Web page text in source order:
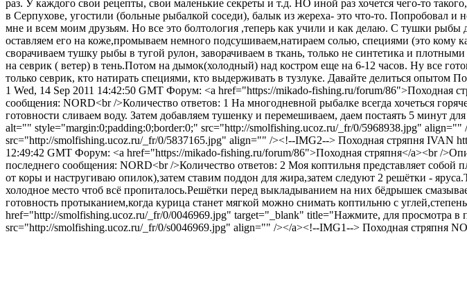
раз. У каждого свои рецепты, свои маленькие секреты и т.д. НО иной раз хочется чего-то
в Серпухове, угостили (больные рыбалкой соседи), балык из жереха- это что-то. Попробовал
мне и всем моим друзьям. Но все это болтология ,теперь как учили и как делаю. С тушки рыбы
оставляем его на коже,промываем немного подсушиваем,натираем солью, специями (это кому
сворачиваем тушку рыбы в тугой рулон, заворачиваем в ткань, только не синтетика и
на севрик ( ветер) в тень.Потом на дымок(холодный) над костром еще на 6-12 часов. Ну все
только севрик, кто натирать специями, кто выдерживать в тузлуке. Давайте делиться опытом
1 Wed, 14 Sep 2011 14:42:50 GMT Форум: <a href="https://mikado-fishing.ru/forum/86">Походная
сообщения: NORD<br />Количество ответов: 1 На многодневной рыбалке всегда хочеться
готовности сливаем воду. Затем добавляем тушенку и перемешиваем, даем постаять 5 минут
alt="" style="margin:0;padding:0;border:0;" src="http://smolfishing.ucoz.ru/_fr/0/5968938.jpg"
src="http://smolfishing.ucoz.ru/_fr/0/5837165.jpg" align="" /><!--IMG2--> Походная стряпня IVAN
12:49:42 GMT Форум: <a href="https://mikado-fishing.ru/forum/86">Походная стряпня</a><br /
последнего сообщения: NORD<br />Количество ответов: 2 Моя коптильня представляет собой
от коры и настругиваю опилок),затем ставим поддон для жира,затем следуют 2 решётки -
холодное место чтоб всё пропиталось.Решётки перед выкладыванием на них бёдрышек
готовность протыканием,когда курица станет мягкой можно снимать коптильню с
href="http://smolfishing.ucoz.ru/_fr/0/0046969.jpg" target="_blank" title="Нажмите, для просмотра
src="http://smolfishing.ucoz.ru/_fr/0/s0046969.jpg" align="" /></a><!--IMG1--> Походная стряпня